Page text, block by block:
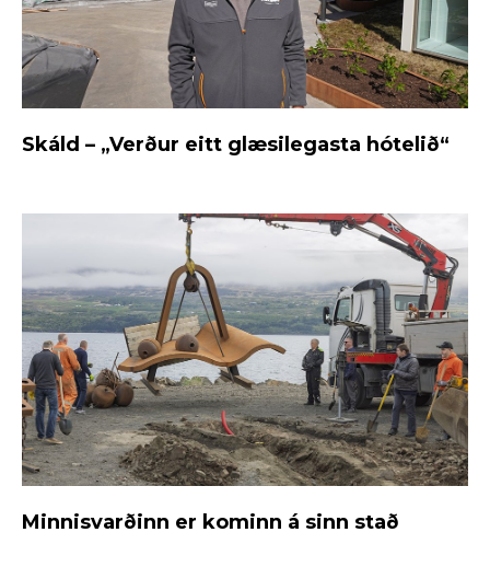
Skáld – „Verður eitt glæsilegasta hótelið“
Minnisvarðinn er kominn á sinn stað